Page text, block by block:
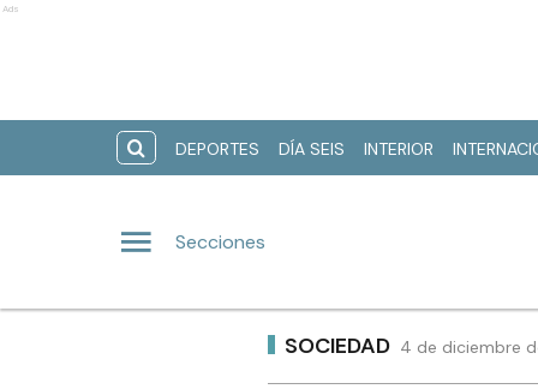
Ads
DEPORTES DÍA SEIS INTERIOR
Secciones
SOCIEDAD 4 de diciembre